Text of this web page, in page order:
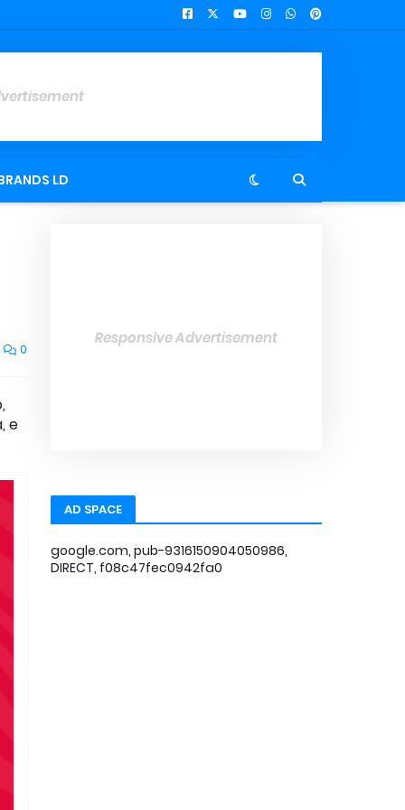
LD
0
e
Responsive Advertisement
AD SPACE
google.com, pub-9316150904050986,
DIRECT, f08c47fec0942fa0